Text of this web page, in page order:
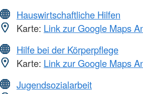
Hauswirtschaftliche Hilfen
Karte: Link zur Google Maps
Hilfe bei der Körperpflege
Karte: Link zur Google Maps
Jugendsozialarbeit